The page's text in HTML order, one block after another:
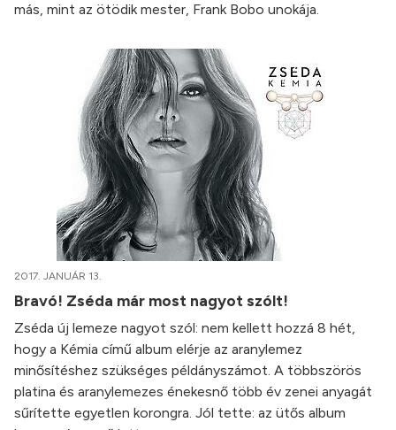
más, mint az ötödik mester, Frank Bobo unokája.
2017. JANUÁR 13.
Bravó! Zséda már most nagyot szólt!
Zséda új lemeze nagyot szól: nem kellett hozzá 8 hét,
hogy a Kémia című album elérje az aranylemez
minősítéshez szükséges példányszámot. A többszörös
platina és aranylemezes énekesnő több év zenei anyagát
sűrítette egyetlen korongra. Jól tette: az ütős album